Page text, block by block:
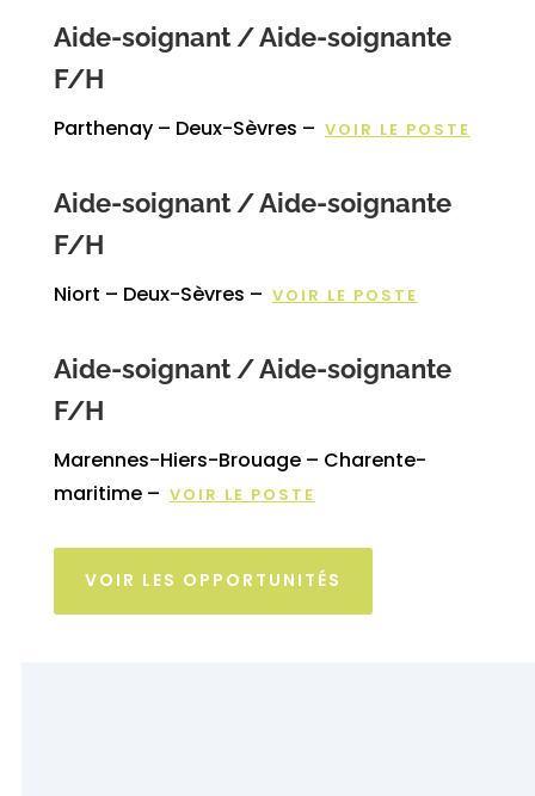
Aide-soignant / Aide-soignante
F/H
Parthenay – Deux-Sèvres – VOIR LE POSTE
Aide-soignant / Aide-soignante
F/H
Niort – Deux-Sèvres – VOIR LE POSTE
Aide-soignant / Aide-soignante
F/H
Marennes-Hiers-Brouage – Charente-
maritime – VOIR LE POSTE
VOIR LES OPPORTUNITÉS